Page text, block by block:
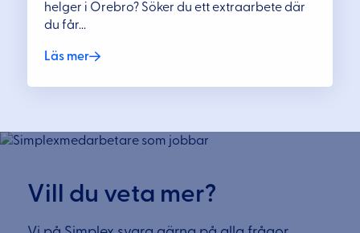
helger i Örebro? Söker du ett extraarbete där
du får...
Läs mer
Vill du veta mer?